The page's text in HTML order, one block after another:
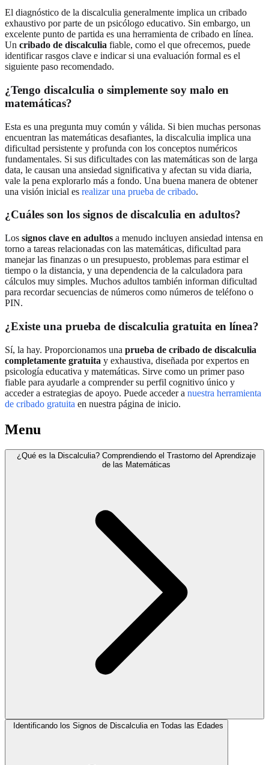
El diagnóstico de la discalculia generalmente implica un cribado
exhaustivo por parte de un psicólogo educativo. Sin embargo, un
excelente punto de partida es una herramienta de cribado en línea.
Un cribado de discalculia fiable, como el que ofrecemos, puede
identificar rasgos clave e indicar si una evaluación formal es el
siguiente paso recomendado.
¿Tengo discalculia o simplemente soy malo en
matemáticas?
Esta es una pregunta muy común y válida. Si bien muchas personas
encuentran las matemáticas desafiantes, la discalculia implica una
dificultad persistente y profunda con los conceptos numéricos
fundamentales. Si sus dificultades con las matemáticas son de larga
data, le causan una ansiedad significativa y afectan su vida diaria,
vale la pena explorarlo más a fondo. Una buena manera de obtener
una visión inicial es realizar una prueba de cribado.
¿Cuáles son los signos de discalculia en adultos?
Los signos clave en adultos a menudo incluyen ansiedad intensa en
torno a tareas relacionadas con las matemáticas, dificultad para
manejar las finanzas o un presupuesto, problemas para estimar el
tiempo o la distancia, y una dependencia de la calculadora para
cálculos muy simples. Muchos adultos también informan dificultad
para recordar secuencias de números como números de teléfono o
PIN.
¿Existe una prueba de discalculia gratuita en línea?
Sí, la hay. Proporcionamos una prueba de cribado de discalculia
completamente gratuita y exhaustiva, diseñada por expertos en
psicología educativa y matemáticas. Sirve como un primer paso
fiable para ayudarle a comprender su perfil cognitivo único y
acceder a estrategias de apoyo. Puede acceder a nuestra herramienta
de cribado gratuita en nuestra página de inicio.
Menu
¿Qué es la Discalculia? Comprendiendo el Trastorno del Aprendizaje
de las Matemáticas
Identificando los Signos de Discalculia en Todas las Edades